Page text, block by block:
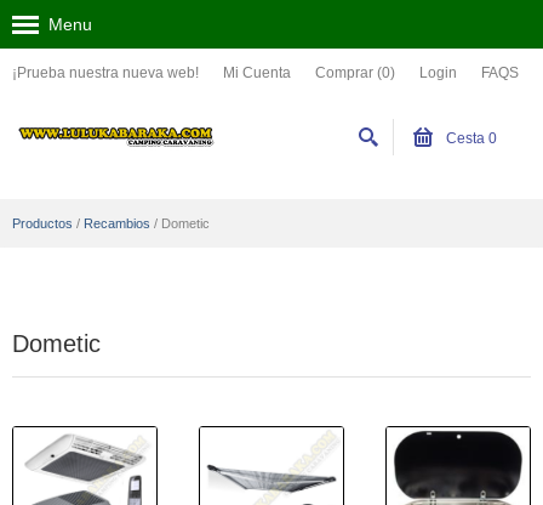
¡Prueba nuestra nueva web! Mi Cuenta Comprar (0) Login FAQS
Menu
Cesta 0
Productos / Recambios / Dometic
Dometic